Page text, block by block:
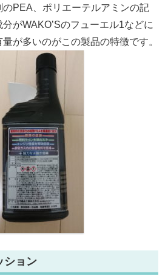
PEA、ポリエーテルアミンの記
がWAKO’Sのフューエル1などに
が多いのがこの製品の特徴です。
ション